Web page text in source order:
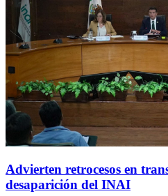
Advierten retrocesos en
desaparición del INAI